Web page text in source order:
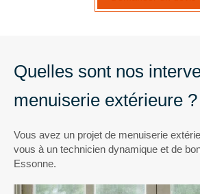
Quelles sont nos
menuiserie extérieure ?
Vous avez un projet de menuiserie
vous à un technicien dynamique et de
Essonne.